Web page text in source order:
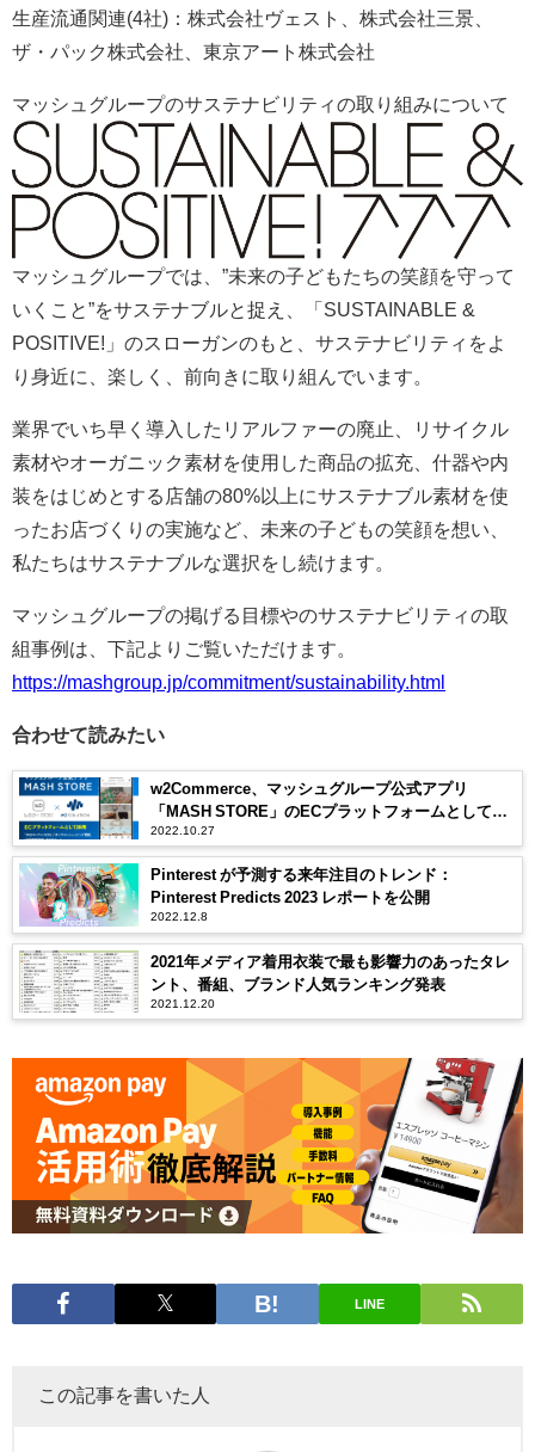
生産流通関連(4社)：株式会社ヴェスト、株式会社三景、
ザ・パック株式会社、東京アート株式会社
マッシュグループのサステナビリティの取り組みについて
マッシュグループでは、”未来の子どもたちの笑顔を守って
いくこと”をサステナブルと捉え、「SUSTAINABLE &
POSITIVE!」のスローガンのもと、サステナビリティをよ
り身近に、楽しく、前向きに取り組んでいます。
業界でいち早く導入したリアルファーの廃止、リサイクル
素材やオーガニック素材を使用した商品の拡充、什器や内
装をはじめとする店舗の80%以上にサステナブル素材を使
ったお店づくりの実施など、未来の子どもの笑顔を想い、
私たちはサステナブルな選択をし続けます。
マッシュグループの掲げる目標やのサステナビリティの取
組事例は、下記よりご覧いただけます。
https://mashgroup.jp/commitment/sustainability.html
合わせて読みたい
w2Commerce、マッシュグループ公式アプリ
「MASH STORE」のECプラットフォームとして採
用
2022.10.27
Pinterest が予測する来年注目のトレンド：
Pinterest Predicts 2023 レポートを公開
2022.12.8
2021年メディア着用衣装で最も影響力のあったタレ
ント、番組、ブランド人気ランキング発表
2021.12.20
LINE
この記事を書いた人